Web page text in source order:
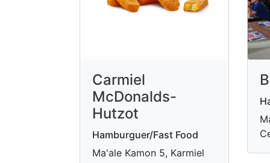
Carmiel
McDonalds-
Hutzot
Hamburguer/Fast Food
Ma'ale Kamon 5, Karmiel